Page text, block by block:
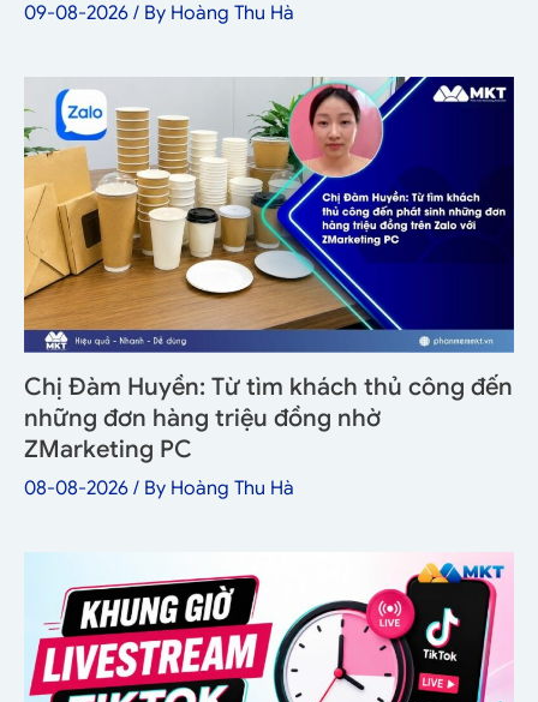
09-08-2026 / By Hoàng Thu Hà
Chị Đàm Huyền: Từ tìm khách thủ công đến
những đơn hàng triệu đồng nhờ
ZMarketing PC
08-08-2026 / By Hoàng Thu Hà